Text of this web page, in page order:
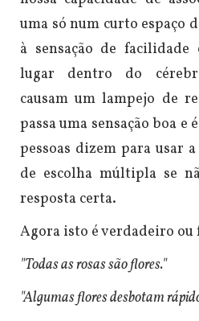
uma só num curto espaço
à sensação de
lugar dentro do
causam um lampejo de
passa uma sensação boa e
pessoas dizem para usar
de escolha múltipla se
resposta certa.
Agora isto é verdadeiro ou
"Todas as rosas são flores."
"Algumas flores desbotam